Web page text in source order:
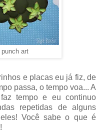
art
e placas eu já fiz, de
passa, o tempo voa... A
tempo e eu continuo
repetidas de alguns
Você sabe o que é